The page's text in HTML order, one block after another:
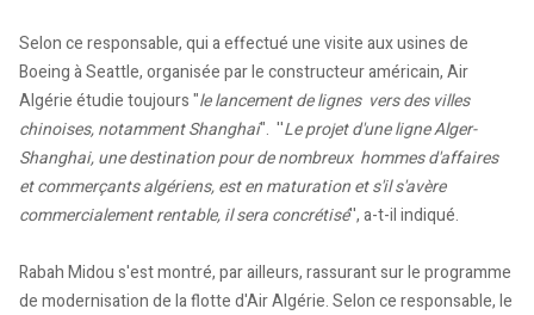
Selon ce responsable, qui a effectué une visite aux usines de
Boeing à Seattle, organisée par le constructeur américain, Air
Algérie étudie toujours "le lancement de lignes vers des villes
chinoises, notamment Shanghai". ''Le projet d'une ligne Alger-
Shanghai, une destination pour de nombreux hommes d'affaires
et commerçants algériens, est en maturation et s'il s'avère
commercialement rentable, il sera concrétisé'', a-t-il indiqué.
Rabah Midou s'est montré, par ailleurs, rassurant sur le programme
de modernisation de la flotte d'Air Algérie. Selon ce responsable, le